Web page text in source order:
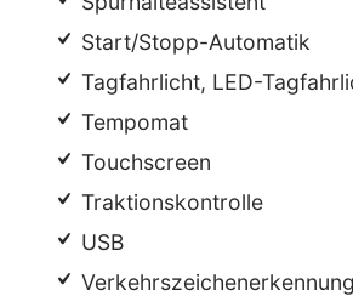
Start/Stopp-Automatik
Tagfahrlicht, LED-
Tempomat
Touchscreen
Traktionskontrolle
USB
Verkehrszeichenerkennung